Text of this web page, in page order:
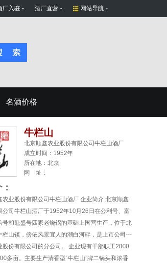
厂入驻 酒厂直营 网站导航
名酒价格
牛栏山
北京顺鑫农业股份有限公司牛栏山酒厂
成立时间：1952年
所在地： 北京
网 址：
股份有限公司牛栏山酒厂 企业简介 北京顺鑫
公司牛栏山酒厂于1952年10月26日在公利号、富
号和魁盛号四家老烧锅的基础上国营生产，位于北
栏山镇，傍依风景宜人的潮白河畔，是上市公司---
股份有限公司的分公司。 企业现有干部职工2000
多亩。主要生产清香型“牛栏山”牌二锅头和浓香